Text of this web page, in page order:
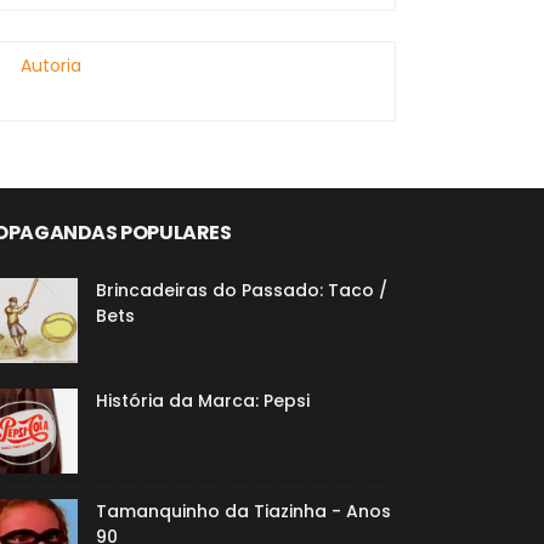
Autoria
POPULARES
Brincadeiras do Passado: Taco /
Bets
História da Marca: Pepsi
Tamanquinho da Tiazinha - Anos
90